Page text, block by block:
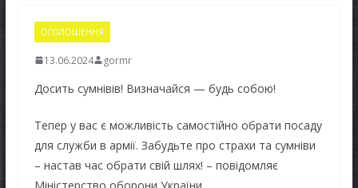
ОГОЛОШЕННЯ
13.06.2024 gormr
Досить сумнівів! Визначайся — будь собою!
Тепер у вас є можливість самостійно обрати посаду
для служби в армії. Забудьте про страхи та сумніви
– настав час обрати свій шлях! – повідомляє